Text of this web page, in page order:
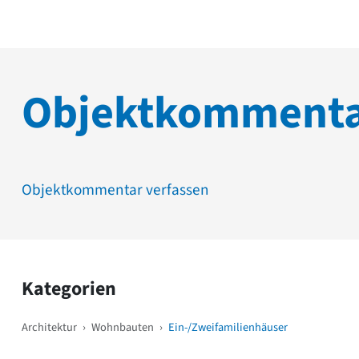
Objektkommentar verfassen
Kategorien
Architektur › Wohnbauten › Ein-/Zweifamilienhäuser